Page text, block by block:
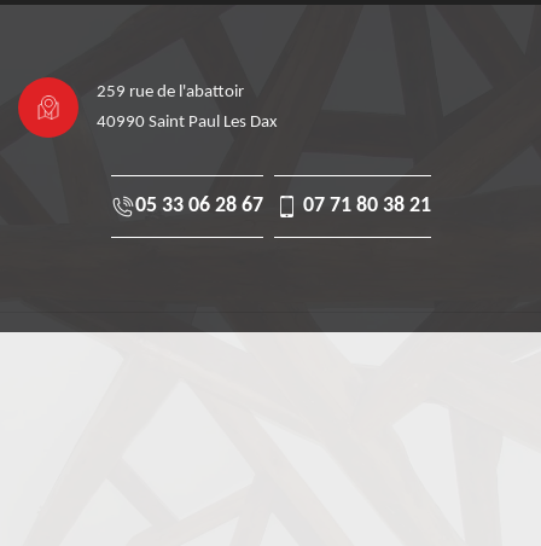
259 rue de l'abattoir
40990 Saint Paul Les Dax
05 33 06 28 67 07 71 80 38 21